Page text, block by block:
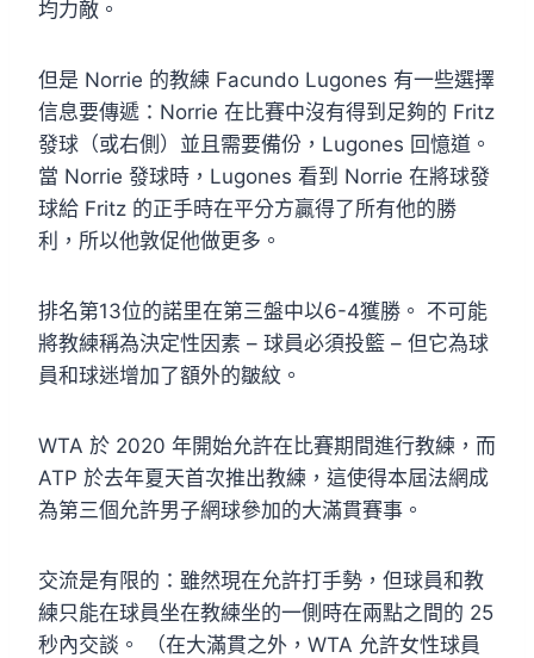
均力敵。
但是 Norrie 的教練 Facundo Lugones 有一些選擇
信息要傳遞：Norrie 在比賽中沒有得到足夠的 Fritz
發球（或右側）並且需要備份，Lugones 回憶道。
當 Norrie 發球時，Lugones 看到 Norrie 在將球發
球給 Fritz 的正手時在平分方贏得了所有他的勝
利，所以他敦促他做更多。
排名第13位的諾里在第三盤中以6-4獲勝。 不可能
將教練稱為決定性因素 – 球員必須投籃 – 但它為球
員和球迷增加了額外的皺紋。
WTA 於 2020 年開始允許在比賽期間進行教練，而
ATP 於去年夏天首次推出教練，這使得本屆法網成
為第三個允許男子網球參加的大滿貫賽事。
交流是有限的：雖然現在允許打手勢，但球員和教
練只能在球員坐在教練坐的一側時在兩點之間的 25
秒內交談。 （在大滿貫之外，WTA 允許女性球員